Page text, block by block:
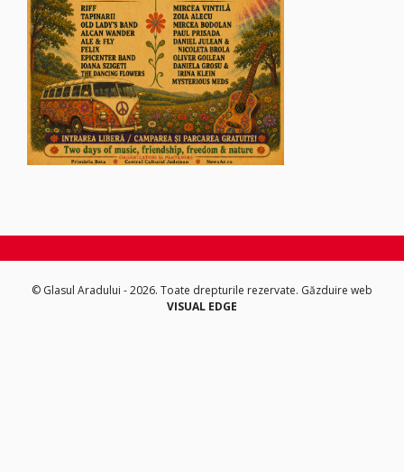
© Glasul Aradului - 2026. Toate drepturile rezervate. Găzduire web
VISUAL EDGE